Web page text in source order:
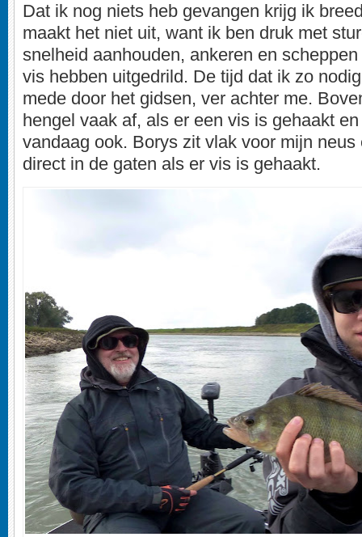
Dat ik nog niets heb gevangen krijg ik
maakt het niet uit, want ik ben druk met
snelheid aanhouden, ankeren en
vis hebben uitgedrild. De tijd dat ik zo
mede door het gidsen, ver achter me.
hengel vaak af, als er een vis is gehaakt
vandaag ook. Borys zit vlak voor mijn neus
direct in de gaten als er vis is gehaakt.